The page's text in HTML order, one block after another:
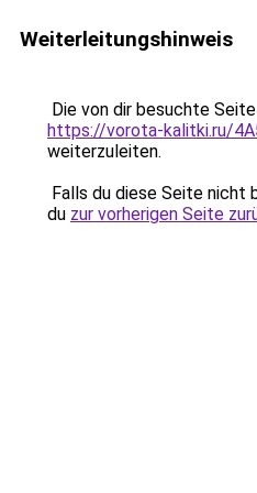
Weiterleitungshinweis
Die von dir besuchte
https://vorota-kalitki.ru/
weiterzuleiten.
Falls du diese Seite nicht
du zur vorherigen Seite